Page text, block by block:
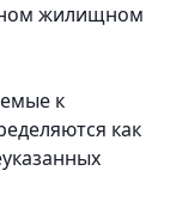
жилищном
к
как